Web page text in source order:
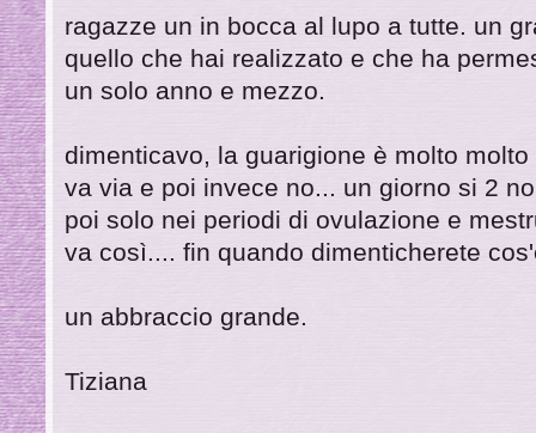
ragazze un in bocca al lupo a tutte. un
quello che hai realizzato e che ha
un solo anno e mezzo.
dimenticavo, la guarigione è molto
va via e poi invece no... un giorno si 2
poi solo nei periodi di ovulazione e
va così.... fin quando dimenticherete
un abbraccio grande.
Tiziana